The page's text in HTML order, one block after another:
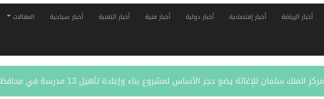
أخبار الرياضة أخبار إقتصادية أخبار دولية أخبار فنية أخبار التقنية أخبار سياحية المقالات
مركز الملك سلمان للإغاثة يضع حجر الأساس لمشروع بناء وإعادة تأهيل 13 مدرسة في محافظتي لحج والضالع